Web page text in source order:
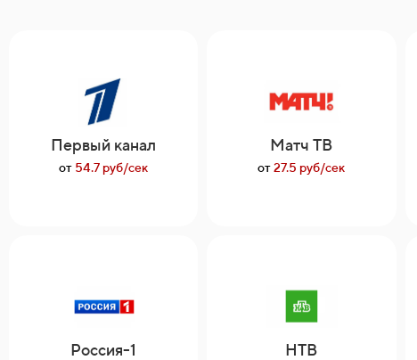
Первый канал
от 54.7 руб/сек
Россия-1
Матч ТВ
от27.5 руб/сек
НТВ